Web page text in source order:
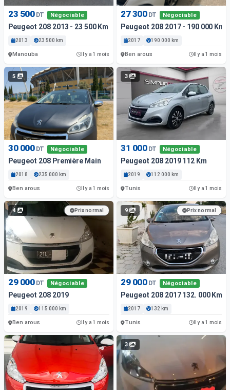
23 500 DT Négociable
Peugeot 208 2013 - 23 500 Km - Essence
2013 23 500 km
Manouba Il y a 1 mois
27 300 DT Négociable
Peugeot 208 2017 - 190 000 Km
2017 190 000 km
Ben arous Il y a 1 mois
5
30 000 DT Négociable
Peugeot 208 Première Main
2018 235 000 km
Ben arous Il y a 1 mois
3
31 000 DT Négociable
Peugeot 208 2019 112 Km
2019 112 000 km
Tunis Il y a 1 mois
4 Prix normal
29 000 DT Négociable
Peugeot 208 2019
2019 115 000 km
Ben arous Il y a 1 mois
9 Prix normal
29 000 DT Négociable
Peugeot 208 2017 132. 000 Km
2017 132 km
Tunis Il y a 1 mois
3